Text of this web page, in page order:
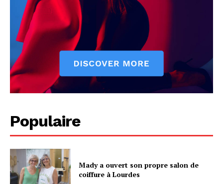
Populaire
Mady a ouvert son propre salon de
coiffure à Lourdes